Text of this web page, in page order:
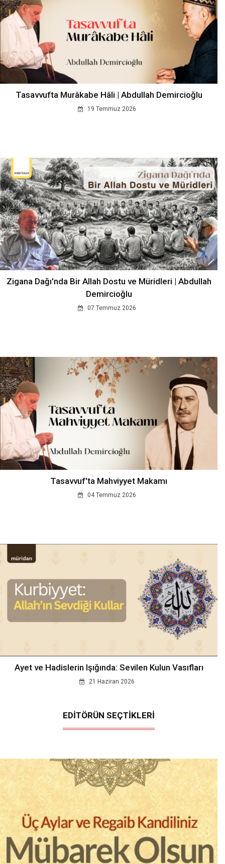
Tasavvufta Murâkabe Hâli | Abdullah Demircioğlu
19 Temmuz 2026
Zigana Dağı'nda Bir Allah Dostu ve Müridleri | Abdullah
Demircioğlu
07 Temmuz 2026
Tasavvuf'ta Mahviyyet Makamı
04 Temmuz 2026
Ayet ve Hadislerin Işığında: Sevilen Kulun Vasıfları
21 Haziran 2026
EDİTÖRÜN SEÇTİKLERİ